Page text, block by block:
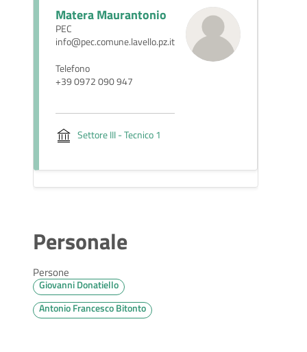
Matera Maurantonio
PEC
info@pec.comune.lavello.pz.it
Telefono
+39 0972 090 947
Settore III - Tecnico 1
Personale
Persone
Giovanni Donatiello
Antonio Francesco Bitonto